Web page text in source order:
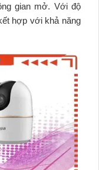
gian mở. Với độ
hợp với khả năng